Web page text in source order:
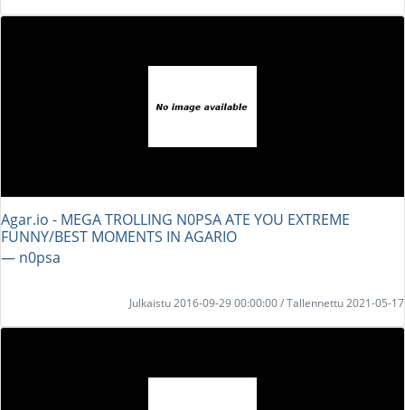
Agar.io - MEGA TROLLING N0PSA ATE YOU EXTREME
FUNNY/BEST MOMENTS IN AGARIO
― n0psa
Julkaistu 2016-09-29 00:00:00 / Tallennettu 2021-05-17